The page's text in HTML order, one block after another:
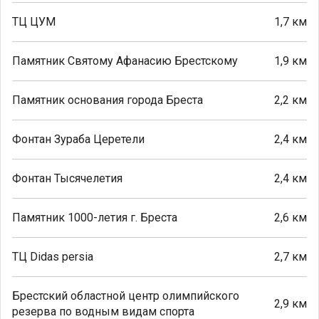
ТЦ ЦУМ 1,7 км
Памятник Святому Афанасию Брестскому 1,9 км
Памятник основания города Бреста 2,2 км
Фонтан Зураба Церетели 2,4 км
Фонтан Тысячелетия 2,4 км
Памятник 1000-летия г. Бреста 2,6 км
ТЦ Didas persia 2,7 км
Брестский областной центр олимпийского
резерва по водным видам спорта
2,9 км